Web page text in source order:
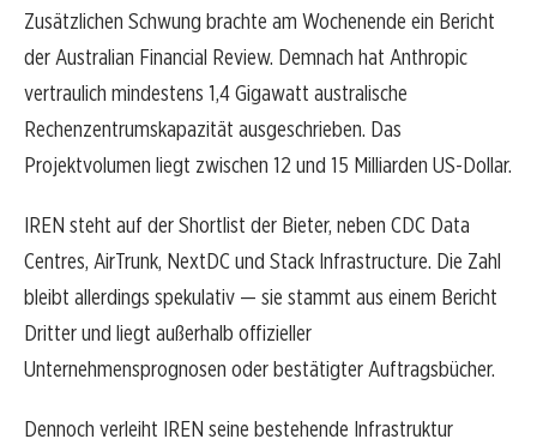
Zusätzlichen Schwung brachte am Wochenende ein Bericht
der Australian Financial Review. Demnach hat Anthropic
vertraulich mindestens 1,4 Gigawatt australische
Rechenzentrumskapazität ausgeschrieben. Das
Projektvolumen liegt zwischen 12 und 15 Milliarden US-Dollar.
IREN steht auf der Shortlist der Bieter, neben CDC Data
Centres, AirTrunk, NextDC und Stack Infrastructure. Die Zahl
bleibt allerdings spekulativ — sie stammt aus einem Bericht
Dritter und liegt außerhalb offizieller
Unternehmensprognosen oder bestätigter Auftragsbücher.
Dennoch verleiht IREN seine bestehende Infrastruktur